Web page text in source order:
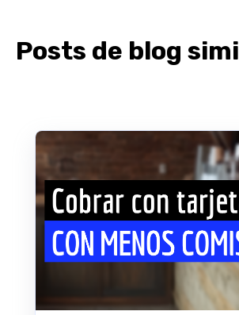
Posts de blog